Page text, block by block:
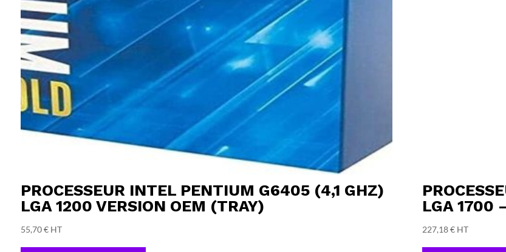
PROCESSEUR INTEL PENTIUM G6405 (4,1 GHZ)
LGA 1200 VERSION OEM (TRAY)
55,70€ HT
LGA 1700
227,18€ HT